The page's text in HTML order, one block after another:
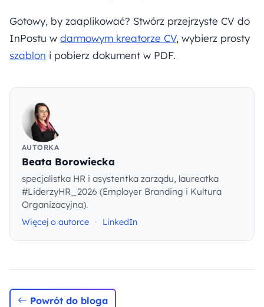
Gotowy, by zaaplikować? Stwórz przejrzyste CV do
InPostu w darmowym kreatorze CV, wybierz prosty
szablon i pobierz dokument w PDF.
AUTORKA
Beata Borowiecka
specjalistka HR i asystentka zarządu, laureatka
#LiderzyHR_2026 (Employer Branding i Kultura
Organizacyjna).
Więcej o autorce · LinkedIn
Powrót do bloga